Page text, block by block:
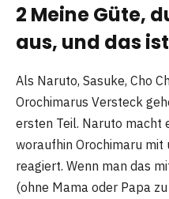
2 Meine Güte,
aus, und das
Als Naruto, Sasuke, Cho
Orochimarus Versteck
ersten Teil. Naruto macht
woraufhin Orochimaru mit
reagiert. Wenn man das
(ohne Mama oder Papa